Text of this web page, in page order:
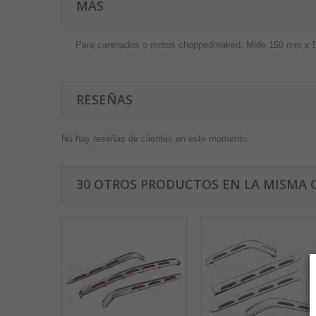
MÁS
Para carenados o motos chopped/naked. Mide 150 mm x
RESEÑAS
No hay reseñas de clientes en este momento.
30 OTROS PRODUCTOS EN LA MISMA